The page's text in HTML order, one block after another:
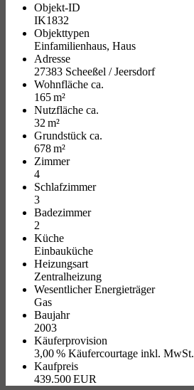
Objekt-ID
IK1832
Objekttypen
Einfamilienhaus, Haus
Adresse
27383 Scheeßel / Jeersdorf
Wohnfläche ca.
165 m²
Nutzfläche ca.
32 m²
Grund­stück ca.
678 m²
Zimmer
4
Schlafzimmer
3
Badezimmer
2
Küche
Einbauküche
Heizungsart
Zentralheizung
Wesentlicher Energieträger
Gas
Baujahr
2003
Käufer­provision
3,00 % Käufercourtage inkl. MwSt.
Kaufpreis
439.500 EUR